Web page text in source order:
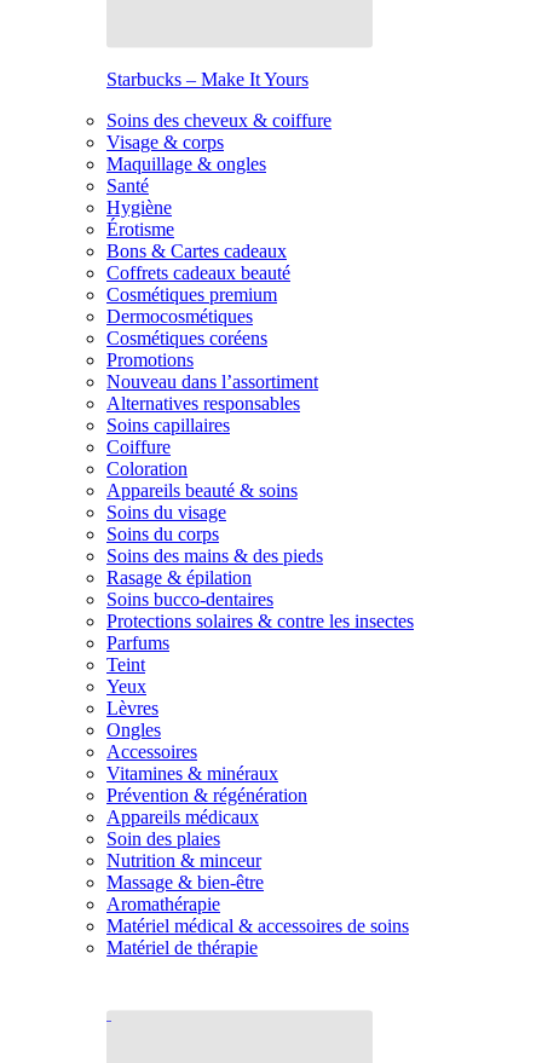
Starbucks – Make It Yours
Soins des cheveux & coiffure
Visage & corps
Maquillage & ongles
Santé
Hygiène
Érotisme
Bons & Cartes cadeaux
Coffrets cadeaux beauté
Cosmétiques premium
Dermocosmétiques
Cosmétiques coréens
Promotions
Nouveau dans l’assortiment
Alternatives responsables
Soins capillaires
Coiffure
Coloration
Appareils beauté & soins
Soins du visage
Soins du corps
Soins des mains & des pieds
Rasage & épilation
Soins bucco-dentaires
Protections solaires & contre les insectes
Parfums
Teint
Yeux
Lèvres
Ongles
Accessoires
Vitamines & minéraux
Prévention & régénération
Appareils médicaux
Soin des plaies
Nutrition & minceur
Massage & bien-être
Aromathérapie
Matériel médical & accessoires de soins
Matériel de thérapie